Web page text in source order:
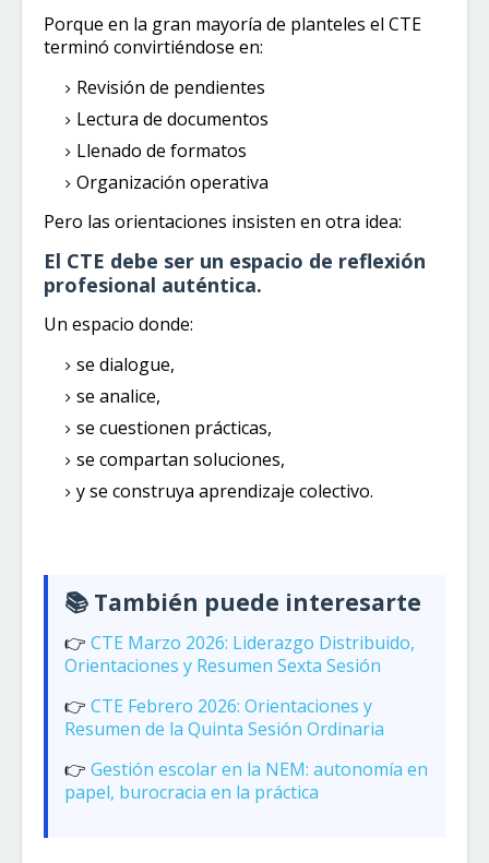
Porque en la gran mayoría de planteles el CTE
terminó convirtiéndose en:
Revisión de pendientes
Lectura de documentos
Llenado de formatos
Organización operativa
Pero las orientaciones insisten en otra idea:
El CTE debe ser un espacio de reflexión
profesional auténtica.
Un espacio donde:
se dialogue,
se analice,
se cuestionen prácticas,
se compartan soluciones,
y se construya aprendizaje colectivo.
📚 También puede interesarte
👉 CTE Marzo 2026: Liderazgo Distribuido,
Orientaciones y Resumen Sexta Sesión
👉 CTE Febrero 2026: Orientaciones y
Resumen de la Quinta Sesión Ordinaria
👉 Gestión escolar en la NEM: autonomía en
papel, burocracia en la práctica